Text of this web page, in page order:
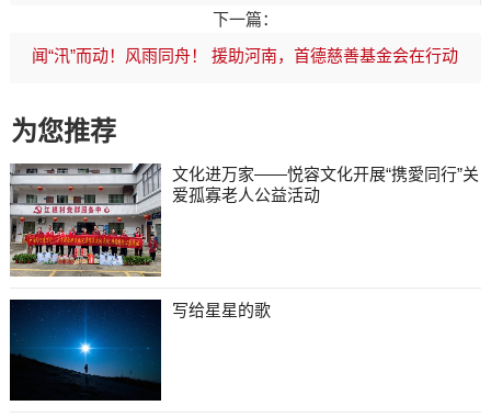
下一篇：
闻“汛”而动！风雨同舟！ 援助河南，首德慈善基金会在行动
为您推荐
文化进万家——悦容文化开展“携愛同行”关
爱孤寡老人公益活动
写给星星的歌